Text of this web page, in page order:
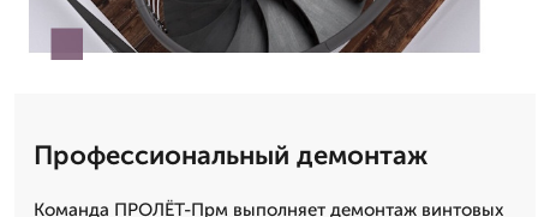
Профессиональный демонтаж
Команда ПРОЛЁТ-Прм выполняет демонтаж винтовых